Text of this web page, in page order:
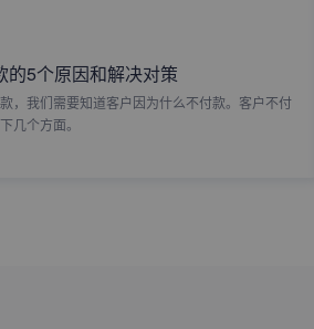
的5个原因和解决对策
，我们需要知道客户因为什么不付款。客户不付
几个方面。